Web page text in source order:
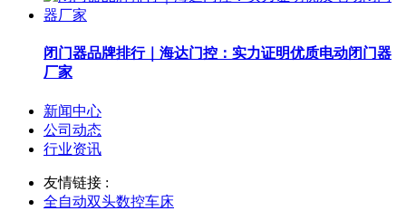
闭门器品牌排行｜海达门控：实力证明优质电动闭门器
厂家
新闻中心
公司动态
行业资讯
友情链接 :
全自动双头数控车床